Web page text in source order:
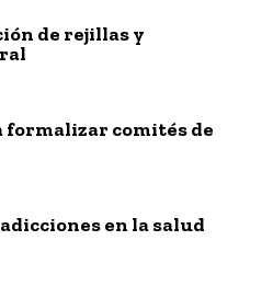
de rejillas y
formalizar comités de
en la salud